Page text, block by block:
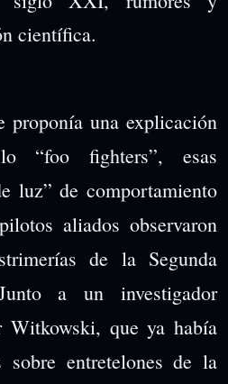
científica.
proponía una explicación
“foo fighters”, esas
luz” de comportamiento
aliados observaron
de la Segunda
a un investigador
Witkowski, que ya había
entretelones de la